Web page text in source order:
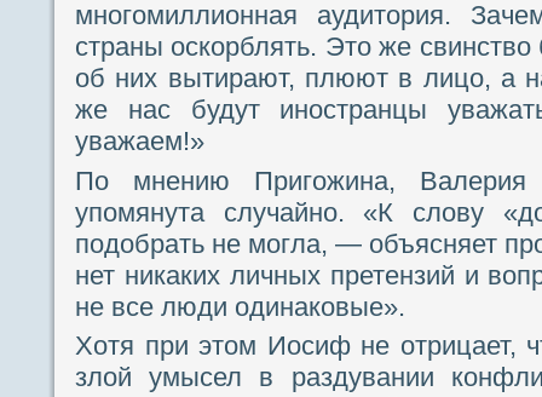
многомиллионная аудитория.
страны оскорблять. Это же
об них вытирают, плюют в лицо, а
же нас будут иностранцы
уважаем!»
По мнению Пригожина,
упомянута случайно. «К слову
подобрать не могла, — объясняет
нет никаких личных претензий и
не все люди одинаковые».
Хотя при этом Иосиф не отрицает,
злой умысел в раздувании